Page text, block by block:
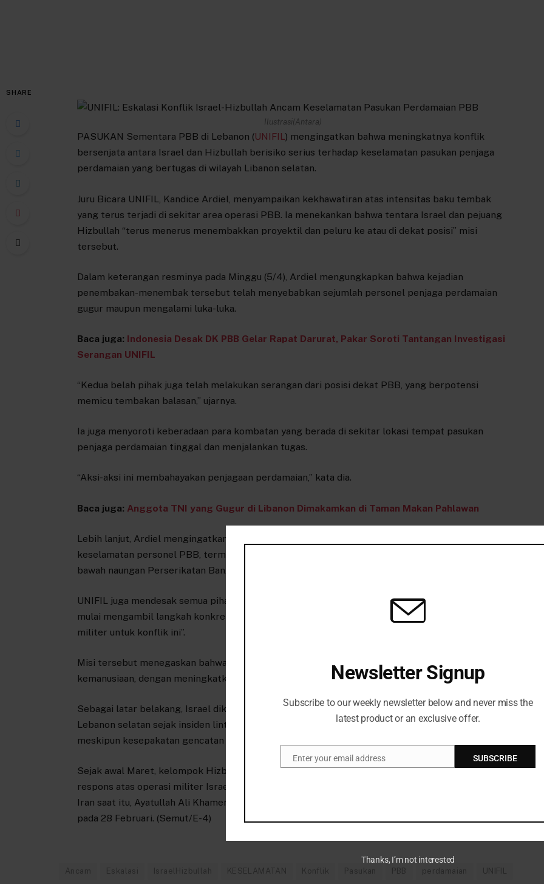
SHARE
Ilustrasi(Antara)
PASUKAN Sementara PBB di Lebanon (UNIFIL) mengingatkan bahwa meningkatnya konflik
bersenjata antara Israel dan Hizbullah berisiko serius terhadap keselamatan pasukan penjaga
perdamaian yang bertugas di wilayah Libanon selatan.
Juru Bicara UNIFIL, Kandice Ardiel, menyampaikan kekhawatiran atas intensitas baku tembak
yang terus terjadi di sekitar area operasi PBB. Ia menekankan bahwa tentara Israel dan pejuang
Hizbullah “terus menerus menembakkan proyektil dan peluru ke atau di dekat posisi” misi
tersebut.
Dalam keterangan resminya pada Minggu (5/4), Ardiel mengungkapkan bahwa kejadian
penembakan-menembak tersebut telah menyebabkan sejumlah personel penjaga perdamaian
gugur maupun mengalami luka-luka.
Baca juga: Indonesia Desak DK PBB Gelar Rapat Darurat, Pakar Soroti Tantangan Investigasi
Serangan UNIFIL
“Kedua belah pihak juga telah melakukan serangan dari posisi dekat PBB, yang berpotensi
memicu tembakan balasan,” ujarnya.
Ia juga menyoroti keberadaan para kombatan yang berada di sekitar lokasi tempat pasukan
penjaga perdamaian tinggal dan menjalankan tugas.
“Aksi-aksi ini membahayakan penjagaan perdamaian,” kata dia.
Baca juga: Anggota TNI yang Gugur di Libanon Dimakamkan di Taman Makan Pahlawan
Lebih lanjut, Ardiel mengingatkan seluruh pihak terkait akan kewajiban mereka dalam menjamin
keselamatan personel PBB, termasuk menghormati status kekebalan wilayah yang berada di
bawah naungan Perserikatan Bangsa-Bangsa.
UNIFIL juga mendesak semua pihak yang terlibat konflik untuk menghentikan kekerasan dan
mulai mengambil langkah konkret menuju gencatan senjata. Menurutnya, “tidak ada solusi
militer untuk konflik ini”.
Misi tersebut menegaskan bahwa konflik berkepanjangan hanya akan memperburuk dampak
kemanusiaan, dengan meningkatkan jumlah korban jiwa dan kerusakan.
Sebagai latar belakang, Israel diketahui meluncurkan serangan udara dan operasi darat di
Lebanon selatan sejak insiden lintas batas yang dilakukan oleh Hizbullah pada 2 Maret,
meskipun kesepakatan gencatan senjata sebenarnya telah berlaku sejak November 2024.
Sejak awal Maret, kelompok Hizbullah juga terus menembakkan roket ke wilayah Israel sebagai
respons atas operasi militer Israel di Lebanon, serta menyusul peluncuran Pemimpin Tertinggi
Iran saat itu, Ayatullah Ali Khamenei, dalam serangan udara gabungan Amerika Serikat dan Israel
pada 28 Februari. (Semut/E-4)
Ancam Eskalasi IsraelHizbullah KESELAMATAN Konflik Pasukan PBB perdamaian UNIFIL
Newsletter Signup
Subscribe to our weekly newsletter below and never miss the
latest product or an exclusive offer.
EmailEnter your email address SUBSCRIBE
Thanks, I’m not interested